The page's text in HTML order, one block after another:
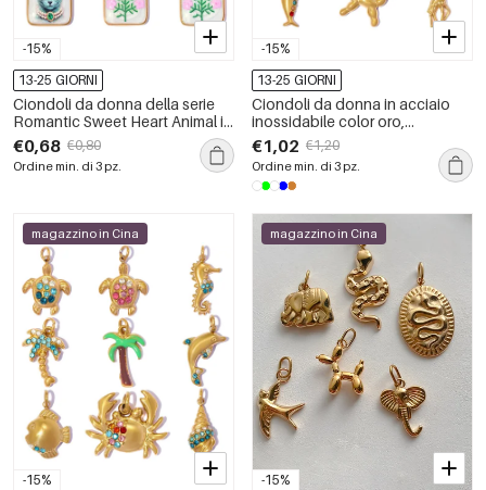
-15%
13-25 GIORNI
Ciondoli da donna della serie
Romantic Sweet Heart Animal in
acciaio inossidabile
impermeabile color oro.
€0,68 €0,80
Ordine min. di 3 pz.
-15%
13-25 GIORNI
Ciondoli da donna in acciaio
inossidabile color oro,
impermeabili, a forma di pesce,
stile vacanziero oceanico, con
strass.
€1,02 €1,20
Ordine min. di 3 pz.
-15%
magazzino in Cina
-15%
magazzino in Cina